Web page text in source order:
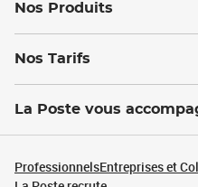
Nos Produits
Nos Tarifs
La Poste vous
ProfessionnelsEntreprises et